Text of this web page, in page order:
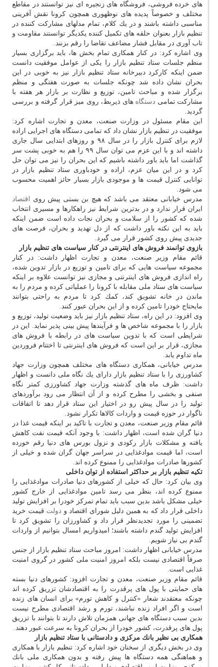
های خرده فروشی، فروشگاه های زنجیره ای نیز توانستند در مقاطع
مختلف و خصوصاً پدیده های نوظهوری همچون كرونا نقش آفرینی
مناسبی داشته باشند و در یك كلام، تمام مدلهای مشاركت كننده در
تنظیم بازار بعنوان حلقه های تكمیل كننده یكدیگر توانستند مقاومت و
تاب آوری در مقابل فشار مضاعف تقاضا را رقم بزنند.
وی اشاره كرد: در كنار همكاری تمام بخش ها، باید برگزاری بسیار
منظم جلسات ستاد تنظیم بازار را یكی از عوامل موفقیت دانست
ضمن اینكه كاركرد دبیرخانه ستاد تنظیم بازار نیز به خوبی در این
بحران نشان داده شد چونكه جلسات به صورت هفتگی و منظم
برگزار شده و مباحث تامین، توزیع و نظارت بر بازار هر هفته با
مشاركت تمامی دستگاه های ذیربط، روی میز قرار گرفته و بررسی
گردید.
این مقام مسئول در وزارت صنعت، معدن و تجارت اشاره كرد:
موفقیت در تنظیم بازار نشان داد كه تمامی دستگاه های اجرایی اراده
لازم برای كنترل بازار را در سال ۹۸ و روزهای ابتدایی سال جاری
داشته اند و با این عزم می توان سال ۹۹ را هم به خوبی پشت سر
گذاشت اما باید باور داشته باشیم كه این بحران را نیز می توان حل
كرد و در این میان عزم، اراده و خودباوری ستاد تنظیم بازار در
توانایی كنترل قیمت ها و موجودی بازار بسیار حائز اهمیت محسوب
می شود.
مدرس خیابانی معتقد می باشد كه هیچ بن بستی پیش روی
اقتصاد
ایران قرار ندارد و در بدترین شرایط نیز راهكارها و مسیری انتخاب
شده كه كشور را از سلامت و بحران نجات داده است ضمن اینكه
باید به این نكته باور داشت كه از دل تهدید و بحران، فرصت های
جدیدی پیش روی كشور قرار می گیرد.
بازوی توانمند فروش های اینترنتی در كنار سیاست های تنظیم بازار
قائم مقام وزیر صنعت، معدن و تجارت اظهار داشت: در كنار
مجموعه سیاست هایی كه برای تامین و توزیع در بازار تدوین شده،
راه اندازی فروش های اینترنتی و مجازی نیز توانست علاوه بر اینكه
سیاست های ستاد ملی مقابله با كرونا را عملیاتی كرده و مردم را به
ماندن در خانه تشویق كند، كمك كرد تا مردم به راحتی بتوانند
مایحتاج خودرا تامین كرده و از این بحران عبور كنند.
وی افزود: در این راه، ستاد تنظیم بازار نیز باید وضعیت تولید، توزیع و
بازار را با مجموعه شاخص ها و فرآیندها پیش بینی پذیر نماید. این در
شرایطی است كه با تدوین سیاست های در رابطه با فروش های
مجازی، قرار بر این است كه فروش های اینترنتی تا اختتام فروردین
ماه تداوم یابد.
مدرس خیابانی، همكاری دستگاه های مختلف همچون وزارت جهاد
كشاورزی را با ستاد تنظیم بازار دارای یك نگاه ملی دانست و اظهار
داشت: ظرف ماه های گذشته وزارت جهاد كشاورزی كمتر نگاه
صنفی و بخشی را مطرح كرده و از آن انتظار می رود برآوردهای
تولید را در سال پیش رو در اختیار این ستاد قرار دهد تا اتفاقات
ناگوار در حوزه قیمت و واردات كالاها تكرار نشود.
قائم مقام وزیر صنعت، معدن و تجارت با تاكید بر اینكه قیمت غذا در
دنیا گران شده است، اظهار داشت: با وجود آنكه قیمت نفت كاهش
یافته و مشكلات بازار ركودی و نزول بورس های دنیا رقم خورده
است، اما قیمت موادغذایی در سراسر جهان گران شده و خیلی از
كشورها صادرات موادغذایی را ممنوع كرده اند.
تكیه تنظیم بازار بر حداكثر استفاده از توان داخلی
وی بیان كرد: حال كه خیلی از كشورهای دنیا صادرات موادغذایی را
ممنوع كرده اند، بنظر می رسد تامین موادغذایی از خارج كشور
خیلی مشكل باشد بدین سبب باید تمام تمركز خودرا بر افزایش تولید
داخلی قرار داد كه به همین دلیل شورای اقتصاد و دولت قیمت خرید
تضمینی را مورد تجدیدنظر قرار داد و كشاورزان را تشویق كرد تا
افزایش تولید گندم داشته باشند؛ امیدواریم امسال بتوانیم از واردات
گندم بی نیاز شویم.
مدرس خیابانی اظهار داشت: امروز مباحث ستاد تنظیم بازار از جنس
صرفاً اقتصادی نیست بلكه امروز امنیت ملی كشور در گروی امنیت
غذایی است.
قائم مقام وزیر صنعت، معدن و تجارت افزود: كشورهای دنیا بسته
های حمایتی با پول های پرقدرت را به اقتصادشان تزریق كرده اند
چونكه معتقدند شعار «كنترل و كاهش تورم» برای انسان های زنده
است و اگر افراد زنده نباشند، تورم و رشد اقتصادی مطرح نیست
بدین سبب دستگاه های جهانی همزمان تلاش دارند تا بتوانند با تزریق
پول های پرقدرت، كشور خودرا از بحران كرونا به سرعت عبور دهند.
همكاری بی نظیر بانك مركزی و دادستانی با ستاد تنظیم بازار
وی در بخش دیگری از سخنان خود اشاره كرد: تنظیم بازار با همكاری
و هماهنگی همه دستگاه ها پیش رفته و بدون همكاری ملی بانك